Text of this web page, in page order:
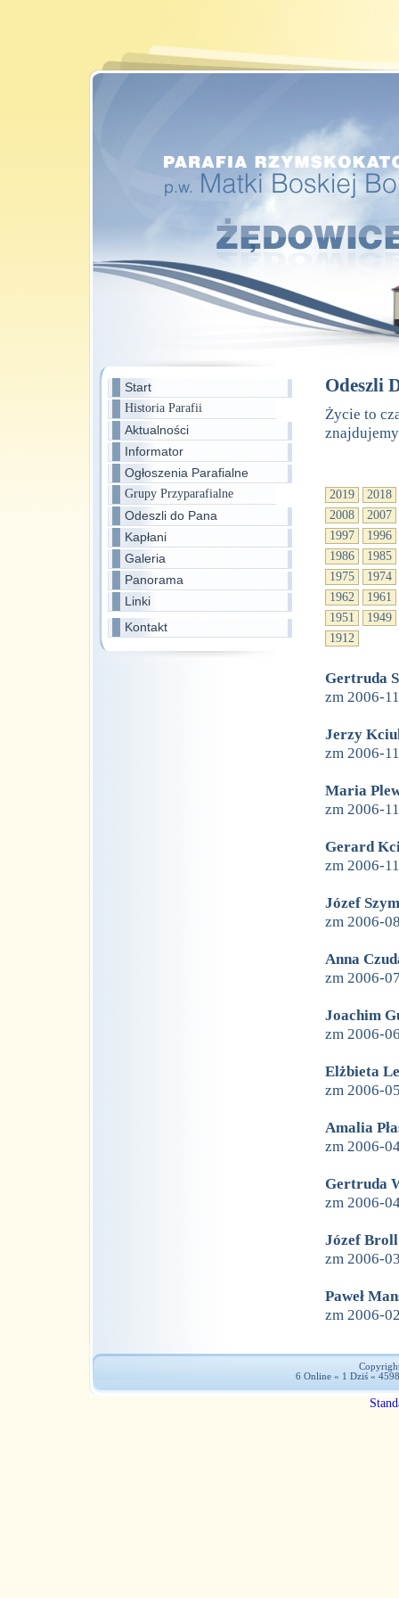
Start
Historia Parafii
Aktualności
Informator
Ogłoszenia Parafialne
Grupy Przyparafialne
Odeszli do Pana
Kapłani
Galeria
Panorama
Linki
Kontakt
Odeszli
Życie to
2019
2018
2008
2007
1997
1996
1986
1985
1975
1974
1962
1961
1951
1949
1912
Gertruda
zm 2006-
Jerzy
zm 2006-
Maria
zm 2006-
Gerard
zm 2006-
Józef
zm 2006-
Anna
zm 2006-
Joachim
zm 2006-
Elżbieta
zm 2006-
Amalia
zm 2006-
Gertruda
zm 2006-
Józef Broll
zm 2006-
Paweł
zm 2006-
6 Online « 1 Dziś «